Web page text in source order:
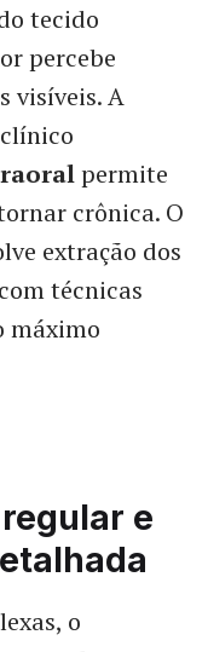
tecido
percebe
visíveis. A
permite
crônica. O
extração dos
técnicas
máximo
e
o